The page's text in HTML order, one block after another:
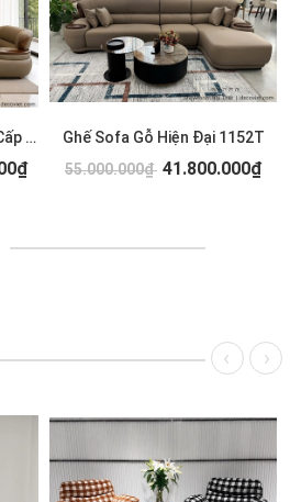
Bộ Ghế Sofa Gỗ Mun Cao Cấp 1154T
Ghế Sofa Gỗ Hiện Đại 1152T
55.000.000₫ 41.800.000₫